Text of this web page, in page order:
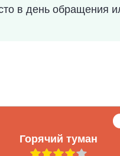
в день обращения
Горячий туман